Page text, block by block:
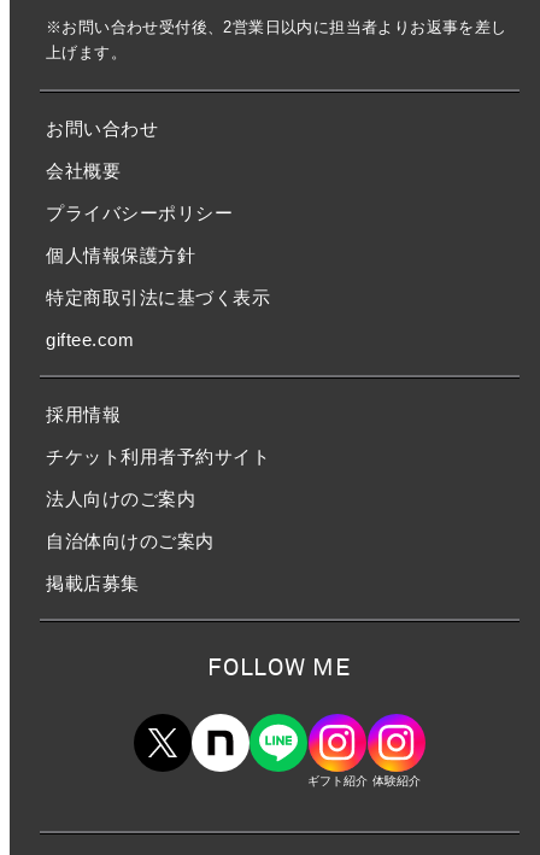
※お問い合わせ受付後、2営業日以内に担当者よりお返事を差し
上げます。
お問い合わせ
会社概要
プライバシーポリシー
個人情報保護方針
特定商取引法に基づく表示
giftee.com
採用情報
チケット利用者予約サイト
法人向けのご案内
自治体向けのご案内
掲載店募集
FOLLOW ME
ギフト紹介 体験紹介